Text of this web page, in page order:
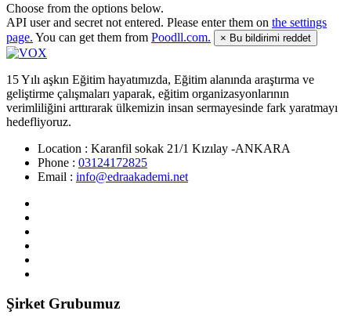
Choose from the options below.
API user and secret not entered. Please enter them on the settings
page. You can get them from Poodll.com. × Bu bildirimi reddet
15 Yılı aşkın Eğitim hayatımızda, Eğitim alanında araştırma ve
geliştirme çalışmaları yaparak, eğitim organizasyonlarının
verimliliğini arttırarak ülkemizin insan sermayesinde fark yaratmayı
hedefliyoruz.
Location : Karanfil sokak 21/1 Kızılay -ANKARA
Phone : 03124172825
Email : info@edraakademi.net
Şirket Grubumuz